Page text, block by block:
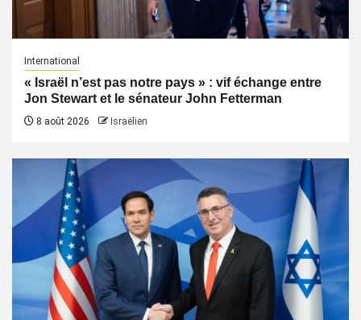
International
« Israël n’est pas notre pays » : vif échange entre
Jon Stewart et le sénateur John Fetterman
8 août 2026 Israëlien